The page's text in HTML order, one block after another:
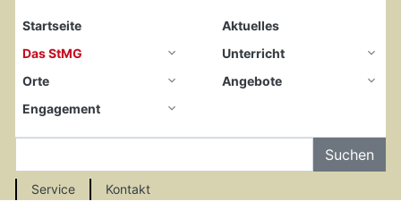
Startseite
Aktuelles
Das StMG
Unterricht
Orte
Angebote
Engagement
Service Kontakt